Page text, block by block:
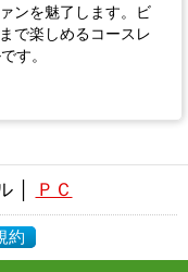
ンを魅了します。ビ
で楽しめるコースレ
す。
│ ＰＣ
約